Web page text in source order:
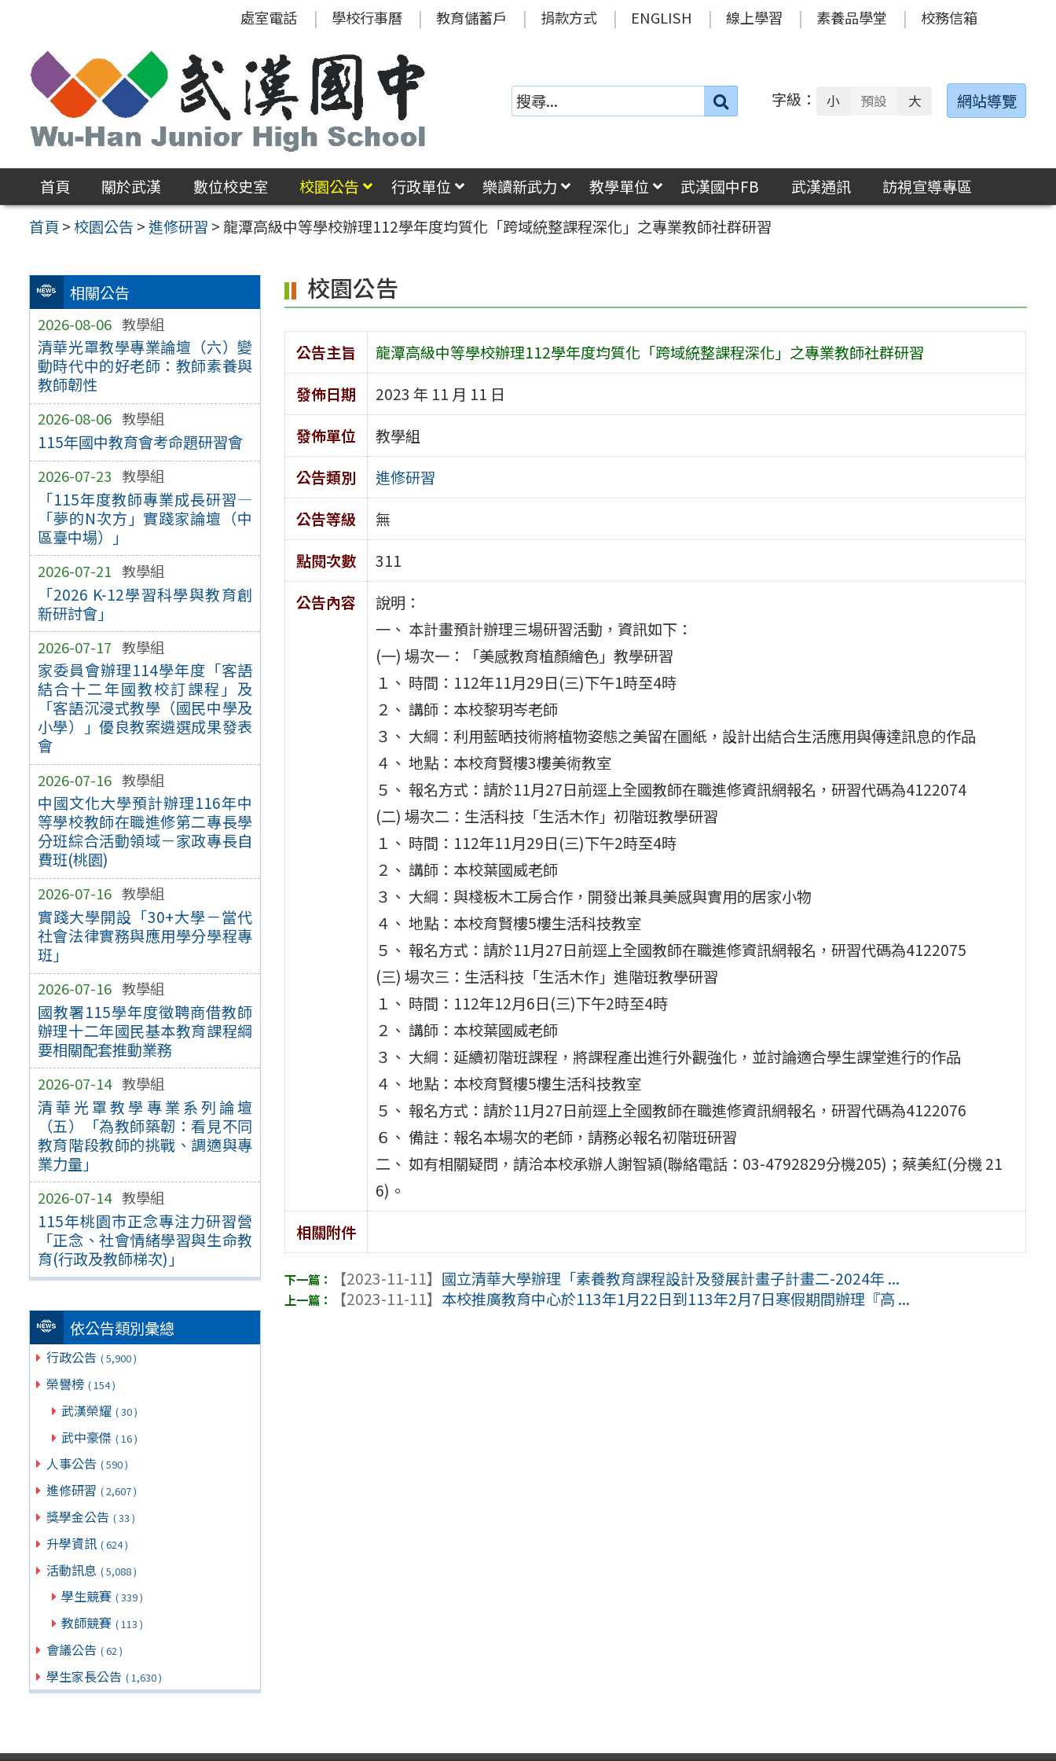
區
處室電話 學校行事曆 教育儲蓄戶 捐款方式 ENGLISH 線上學習 素養品學堂 校務信箱
搜
字級： 小 預設 大 網站導覽
首頁 關於武漢 數位校史室 校園公告 行政單位 樂讀新武力 教學單位 武漢國中FB 武漢通訊
訪視宣導專區
首頁 >校園公告 >進修研習 > 龍潭高級中等學校辦理112學年度均質化「跨域統整課程深化」之專業教師社群研習
相關公告
2026-08-06 教學組
清華光罩教學專業論壇（六）變
動時代中的好老師：教師素養與
教師韌性
2026-08-06 教學組
115年國中教育會考命題研習會
2026-07-23 教學組
「115年度教師專業成長研習—
「夢的N次方」實踐家論壇（中
區臺中場）」
2026-07-21 教學組
「2026 K-12學習科學與教育創
新研討會」
2026-07-17 教學組
家委員會辦理114學年度「客語
結合十二年國教校訂課程」及
「客語沉浸式教學（國民中學及
小學）」優良教案遴選成果發表
會
2026-07-16 教學組
中國文化大學預計辦理116年中
等學校教師在職進修第二專長學
分班綜合活動領域－家政專長自
費班(桃園)
2026-07-16 教學組
實踐大學開設「30+大學－當代
社會法律實務與應用學分學程專
班」
2026-07-16 教學組
國教署115學年度徵聘商借教師
辦理十二年國民基本教育課程綱
要相關配套推動業務
2026-07-14 教學組
清華光罩教學專業系列論壇
（五）「為教師築韌：看見不同
教育階段教師的挑戰、調適與專
業力量」
2026-07-14 教學組
115年桃園市正念專注力研習營
「正念、社會情緒學習與生命教
育(行政及教師梯次)」
依公告類別彙總
行政公告 ( 5,900 )
榮譽榜 ( 154 )
武漢榮耀 ( 30 )
武中豪傑 ( 16 )
人事公告 ( 590 )
進修研習 ( 2,607 )
獎學金公告 ( 33 )
升學資訊 ( 624 )
活動訊息 ( 5,088 )
學生競賽 ( 339 )
教師競賽 ( 113 )
會議公告 ( 62 )
學生家長公告 ( 1,630 )
校園公告
公告主旨
龍潭高級中等學校辦理112學年度均質化「跨域統整課程深化」之專業教師社群研習
發佈日期
2023 年 11 月 11 日
發佈單位
教學組
公告類別
進修研習
公告等級
無
點閱次數
311
公告內容
說明：
一、 本計畫預計辦理三場研習活動，資訊如下：
(一) 場次一：「美感教育植顏繪色」教學研習
１、 時間：112年11月29日(三)下午1時至4時
２、 講師：本校黎玥岑老師
３、 大綱：利用藍晒技術將植物姿態之美留在圖紙，設計出結合生活應用與傳達訊息的作品
４、 地點：本校育賢樓3樓美術教室
５、 報名方式：請於11月27日前逕上全國教師在職進修資訊網報名，研習代碼為4122074
(二) 場次二：生活科技「生活木作」初階班教學研習
１、 時間：112年11月29日(三)下午2時至4時
２、 講師：本校葉國威老師
３、 大綱：與棧板木工房合作，開發出兼具美感與實用的居家小物
４、 地點：本校育賢樓5樓生活科技教室
５、 報名方式：請於11月27日前逕上全國教師在職進修資訊網報名，研習代碼為4122075
(三) 場次三：生活科技「生活木作」進階班教學研習
１、 時間：112年12月6日(三)下午2時至4時
２、 講師：本校葉國威老師
３、 大綱：延續初階班課程，將課程產出進行外觀強化，並討論適合學生課堂進行的作品
４、 地點：本校育賢樓5樓生活科技教室
５、 報名方式：請於11月27日前逕上全國教師在職進修資訊網報名，研習代碼為4122076
６、 備註：報名本場次的老師，請務必報名初階班研習
二、 如有相關疑問，請洽本校承辦人謝智潁(聯絡電話：03-4792829分機205)；蔡美紅(分機 21
6)。
相關附件
【2023-11-11】 國立清華大學辦理「素養教育課程設計及發展計畫子計畫二-2024年 ...
【2023-11-11】 本校推廣教育中心於113年1月22日到113年2月7日寒假期間辦理『高 ...